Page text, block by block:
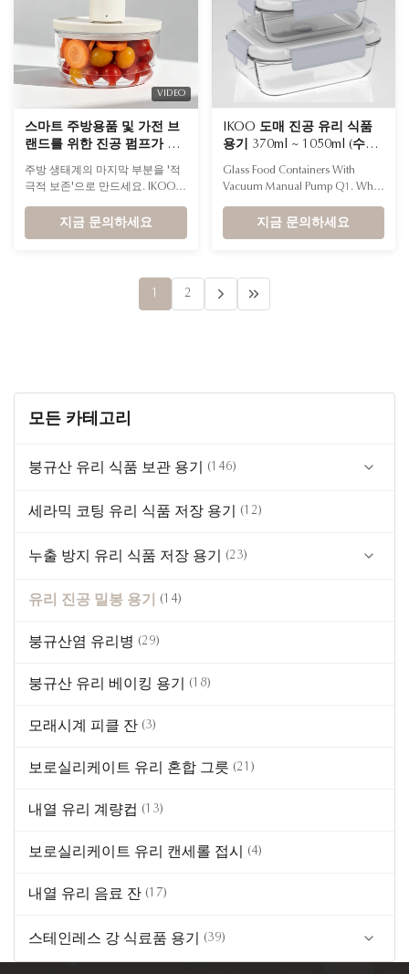
VIDEO
스마트 주방용품 및 가전 브
랜드를 위한 진공 펌프가 장
착된 산화 방지 붕규산 유리
식품 저장 용기
주방 생태계의 마지막 부분을 '적
극적 보존'으로 만드세요. IKOO
도구가 아니라 스마트 주방 기술
의 확장입니다. 공기를 적극적으
지금 문의하세요
IKOO 도매 진공 유리 식품
용기 370ml ~ 1050ml (수동
펌프 포함)
Glass Food Containers With
Vacuum Manual Pump Q1. What
lids made of? The container body
is made of high borosilicate glass,
Q2. What size capacities are
지금 문의하세요
1 2
모든 카테고리
붕규산 유리 식품 보관 용기 (146)
유리 뚜껑 용기 (19)
냉동 잠금 유리 용기 (23)
4 잠금 유리 용기 (5)
단순한 뚜?? 유리 용기
친환경 나무 뚜껑 유리 용기
글라스 도시락
스테인레스 스틸 뚜?? 이 있는 유리 용기
세라믹 코팅 유리 식품 저장 용기 (12)
누출 방지 유리 식품 저장 용기 (23)
청록색 식기 유리 제품
앰버 컬러 식품 유리
유리 진공 밀봉 용기 (14)
붕규산염 유리병 (29)
붕규산 유리 베이킹 용기 (18)
모래시계 피클 잔 (3)
보로실리케이트 유리 혼합 그릇 (21)
내열 유리 계량컵 (13)
보로실리케이트 유리 캔세롤 접시 (4)
내열 유리 음료 잔 (17)
스테인레스 강 식료품 용기 (39)